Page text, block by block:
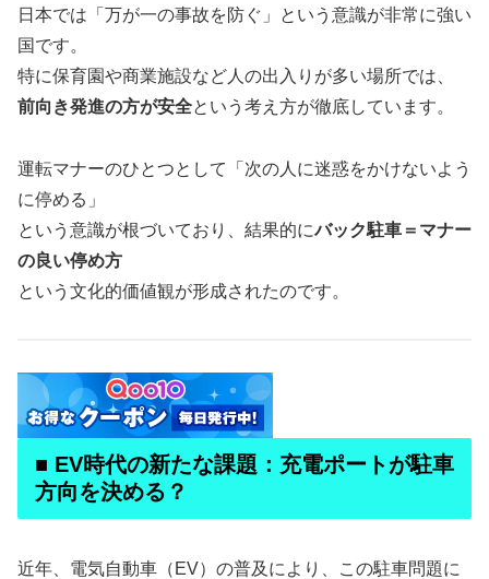
日本では「万が一の事故を防ぐ」という意識が非常に強い
国です。
特に保育園や商業施設など人の出入りが多い場所では、
前向き発進の方が安全という考え方が徹底しています。
運転マナーのひとつとして「次の人に迷惑をかけないよう
に停める」
という意識が根づいており、結果的にバック駐車＝マナー
の良い停め方
という文化的価値観が形成されたのです。
■ EV時代の新たな課題：充電ポートが駐車
方向を決める？
近年、電気自動車（EV）の普及により、この駐車問題に